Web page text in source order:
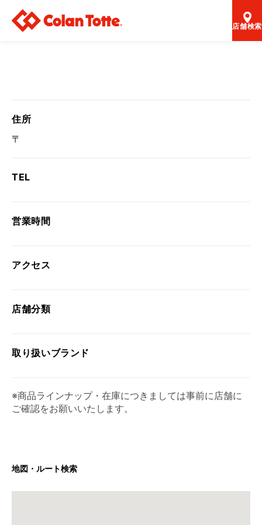
店舗検索
住所
〒
TEL
営業時間
アクセス
店舗分類
取り扱いブランド
※商品ラインナップ・在庫につきましては事前に店舗に
ご確認をお願いいたします。
地図・ルート検索